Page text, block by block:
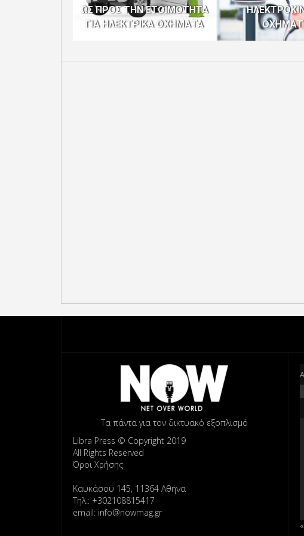
ΩΣ ΠΡΟΣ ΤΗΝ ΕΤΟΙΜΟΤΗΤΑ
ΓΙΑ ΗΛΕΚΤΡΙΚΑ ΟΧΗΜΑΤΑ
Τα πάντα για τον δικτυακό εξοπλισμό
Libra Press © Copyright 2019
All Rights Reserved
Όροι Χρήσης
Καυκάσου 145, 11364 Αθήνα
Τηλ.: +302108815417
email: info@nowmag.gr